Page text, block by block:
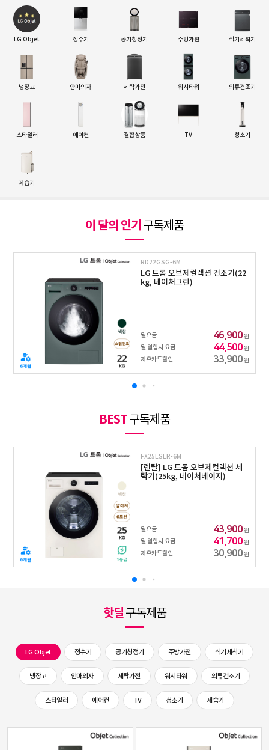
LG Objet 정수기 공기청정기 주방가전 식기세척기
냉장고 안마의자 세탁가전 워시타워 의류건조기
스타일러 에어컨 결합상품 TV 청소기
제습기
이 달의 인기 구독제품
RD22GSG-6M
LG 트롬 오브제컬렉션 건조기(22
kg, 네이처그린)
월요금 46,900원
월 결합시 요금
44,500원
제휴카드할인
33,900원
BEST구독제품
FX25ESER-6M
[렌탈] LG 트롬 오브제컬렉션 세
탁기(25kg, 네이처베이지)
월요금 43,900원
월 결합시 요금
41,700원
제휴카드할인
30,900원
핫딜구독제품
LG Objet 정수기 공기청정기 주방가전 식기세척기
냉장고 안마의자 세탁가전 워시타워 의류건조기
스타일러 에어컨 TV 청소기 제습기